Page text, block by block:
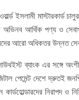
ইসলামী মাস্টারকার্ড
আর্থিক পণ্য ও
আরো অধিকতর উন্নত
ব্যাংক এর সঙ্গে
পেমেন্ট দেশে দ্রুতই
নিরাপদ ও